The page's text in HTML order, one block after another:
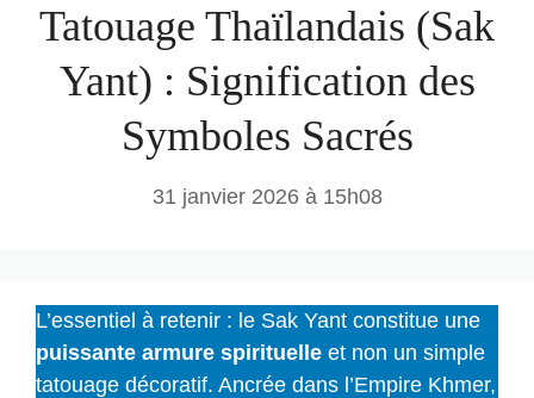
Tatouage Thaïlandais (Sak
Yant) : Signification des
Symboles Sacrés
31 janvier 2026 à 15h08
L’essentiel à retenir : le Sak Yant constitue une
puissante armure spirituelle et non un simple
tatouage décoratif. Ancrée dans l’Empire Khmer,